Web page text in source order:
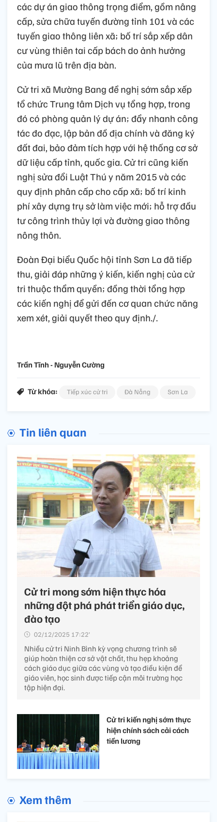
các dự án giao thông trọng điểm, gồm nâng
cấp, sửa chữa tuyến đường tỉnh 101 và các
tuyến giao thông liên xã; bố trí sắp xếp dân
cư vùng thiên tai cấp bách do ảnh hưởng
của mưa lũ trên địa bàn.
Cử tri xã Mường Bang đề nghị sớm sắp xếp
tổ chức Trung tâm Dịch vụ tổng hợp, trong
đó có phòng quản lý dự án; đẩy nhanh công
tác đo đạc, lập bản đồ địa chính và đăng ký
đất đai, bảo đảm tích hợp với hệ thống cơ sở
dữ liệu cấp tỉnh, quốc gia. Cử tri cũng kiến
nghị sửa đổi Luật Thú y năm 2015 và các
quy định phân cấp cho cấp xã; bố trí kinh
phí xây dựng trụ sở làm việc mới; hỗ trợ đầu
tư công trình thủy lợi và đường giao thông
nông thôn.
Đoàn Đại biểu Quốc hội tỉnh Sơn La đã tiếp
thu, giải đáp những ý kiến, kiến nghị của cử
tri thuộc thẩm quyền; đồng thời tổng hợp
các kiến nghị để gửi đến cơ quan chức năng
xem xét, giải quyết theo quy định./.
Trần Tĩnh - Nguyễn Cường
Từ khóa: Tiếp xúc cử tri Đà Nẵng Sơn La
Tin liên quan
Cử tri mong sớm hiện thực hóa
những đột phá phát triển giáo dục,
đào tạo
02/12/2025 17:22’
Nhiều cử tri Ninh Bình kỳ vọng chương trình sẽ
giúp hoàn thiện cơ sở vật chất, thu hẹp khoảng
cách giáo dục giữa các vùng và tạo điều kiện để
giáo viên, học sinh được tiếp cận môi trường học
tập hiện đại.
Cử tri kiến nghị sớm thực
hiện chính sách cải cách
tiền lương
Xem thêm